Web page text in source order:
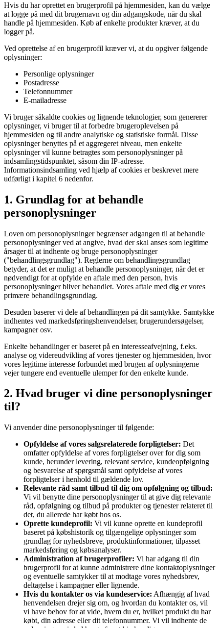
Hvis du har oprettet en brugerprofil på hjemmesiden, kan du vælge
at logge på med dit brugernavn og din adgangskode, når du skal
handle på hjemmesiden. Køb af enkelte produkter kræver, at du
logger på.
Ved oprettelse af en brugerprofil kræver vi, at du opgiver følgende
oplysninger:
Personlige oplysninger
Postadresse
Telefonnummer
E-mailadresse
Vi bruger såkaldte cookies og lignende teknologier, som genererer
oplysninger, vi bruger til at forbedre brugeroplevelsen på
hjemmesiden og til andre analytiske og statistiske formål. Disse
oplysninger benyttes på et aggregeret niveau, men enkelte
oplysninger vil kunne betragtes som personoplysninger på
indsamlingstidspunktet, såsom din IP-adresse.
Informationsindsamling ved hjælp af cookies er beskrevet mere
udførligt i kapitel 6 nedenfor.
1. Grundlag for at behandle
personoplysninger
Loven om personoplysninger begrænser adgangen til at behandle
personoplysninger ved at angive, hvad der skal anses som legitime
årsager til at indhente og bruge personoplysninger
("behandlingsgrundlag"). Reglerne om behandlingsgrundlag
betyder, at det er muligt at behandle personoplysninger, når det er
nødvendigt for at opfylde en aftale med den person, hvis
personoplysninger bliver behandlet. Vores aftale med dig er vores
primære behandlingsgrundlag.
Desuden baserer vi dele af behandlingen på dit samtykke. Samtykke
indhentes ved markedsføringshenvendelser, brugerundersøgelser,
kampagner osv.
Enkelte behandlinger er baseret på en interesseafvejning, f.eks.
analyse og videreudvikling af vores tjenester og hjemmesiden, hvor
vores legitime interesse forbundet med brugen af oplysningerne
vejer tungere end eventuelle ulemper for den enkelte kunde.
2. Hvad bruger vi dine personoplysninger
til?
Vi anvender dine personoplysninger til følgende:
Opfyldelse af vores salgsrelaterede forpligtelser: Det
omfatter opfyldelse af vores forpligtelser over for dig som
kunde, herunder levering, relevant service, kundeopfølgning
og besvarelse af spørgsmål samt opfyldelse af vores
forpligtelser i henhold til gældende lov.
Relevante råd samt tilbud til dig om opfølgning og tilbud:
Vi vil benytte dine personoplysninger til at give dig relevante
råd, opfølgning og tilbud på produkter og tjenester relateret til
det, du allerede har købt hos os.
Oprette kundeprofil: Vi vil kunne oprette en kundeprofil
baseret på købshistorik og tilgængelige oplysninger som
grundlag for nyhedsbreve, produktinformationer, tilpasset
markedsføring og købsanalyser.
Administration af brugerprofiler: Vi har adgang til din
brugerprofil for at kunne administrere dine kontaktoplysninger
og eventuelle samtykker til at modtage vores nyhedsbrev,
deltagelse i kampagner eller lignende.
Hvis du kontakter os via kundeservice: Afhængig af hvad
henvendelsen drejer sig om, og hvordan du kontakter os, vil
vi have behov for at vide, hvem du er, hvilket produkt du har
købt, din adresse eller dit telefonnummer. Vi vil indhente de